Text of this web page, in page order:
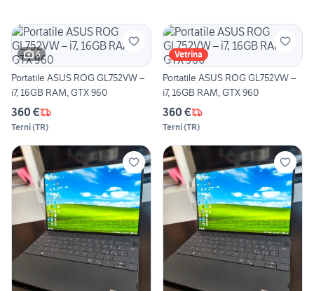
6
Portatile ASUS ROG GL752VW –
i7, 16GB RAM, GTX 960
360 €
Terni(TR)
Vetrina
Portatile ASUS ROG GL752VW –
i7, 16GB RAM, GTX 960
360 €
Terni(TR)